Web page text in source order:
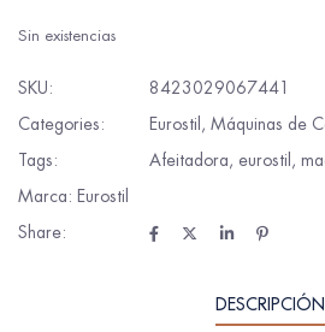
Sin existencias
SKU:
8423029067441
Categories:
Eurostil , Máquinas de
Tags:
Afeitadora, eurostil ,
Marca: Eurostil
Share:
DESCRIPCIÓN